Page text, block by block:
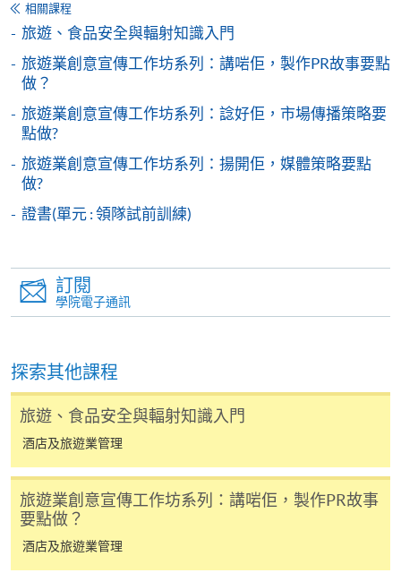
Mastercard卡」）繳付學費。
*香港大學專業進修學院Mastercard卡持有人如欲享用十個
如欲了解如何於網上報讀新課程及繳費，請瀏覽網上
申請/報讀指南 :
-短期課程
報讀同一學歷頒授課程內其他單元
交下期學費的學員，提供網上服務，如學員就讀的課
程設有此服務，課程負責人會通知學員有關程序。
網上支付可通過「繳費靈」(PPS) (不適用於手機)、
VISA 或 Mastercard、「微信支付」(Online WeChat
繳付學費。
相關課程
旅遊、食品安全與輻射知識入門
旅遊業創意宣傳工作坊系列：講啱佢，製作PR故事要點
做？
旅遊業創意宣傳工作坊系列：諗好佢，市場傳播策略要
點做?
旅遊業創意宣傳工作坊系列：揚開佢，媒體策略要點
做?
證書(單元 : 領隊試前訓練)
訂閱
學院電子通訊
探索其他課程
旅遊、食品安全與輻射知識入門
酒店及旅遊業管理
旅遊業創意宣傳工作坊系列：講啱佢，製作PR故事
要點做？
酒店及旅遊業管理